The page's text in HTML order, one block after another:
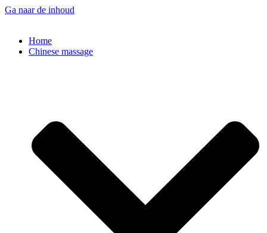
Ga naar de inhoud
Home
Chinese massage